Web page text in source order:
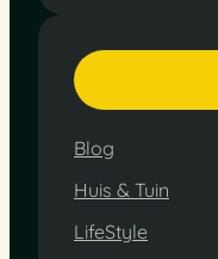
Blog
Huis & Tuin
LifeStyle